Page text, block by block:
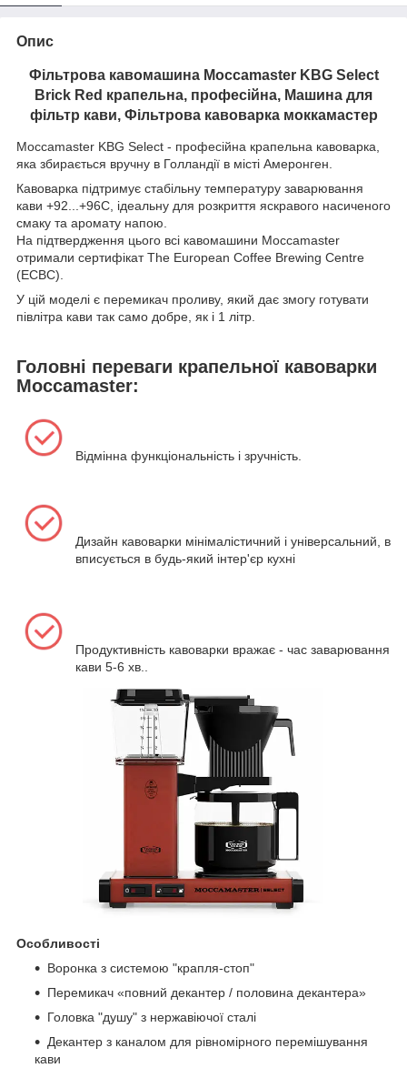
Опис
Фільтрова кавомашина Moccamaster KBG Select
Brick Red крапельна, професійна, Машина для
фільтр кави, Фільтрова кавоварка моккамастер
Moccamaster KBG Select - професійна крапельна кавоварка,
яка збирається вручну в Голландії в місті Амеронген.
Кавоварка підтримує стабільну температуру заварювання
кави +92...+96С, ідеальну для розкриття яскравого насиченого
смаку та аромату напою.
На підтвердження цього всі кавомашини Moccamaster
отримали сертифікат The European Coffee Brewing Centre
(ECBC).
У цій моделі є перемикач проливу, який дає змогу готувати
півлітра кави так само добре, як і 1 літр.
Головні переваги крапельної кавоварки
Moccamaster:
Відмінна функціональність і зручність.
Дизайн кавоварки мінімалістичний і універсальний,
вписується в будь-який інтер'єр кухні
Продуктивність кавоварки вражає - час заварювання 1
кави 5-6 хв..
Особливості
Воронка з системою "крапля-стоп"
Перемикач «повний декантер / половина декантера»
Головка "душу" з нержавіючої сталі
Декантер з каналом для рівномірного перемішування
кави